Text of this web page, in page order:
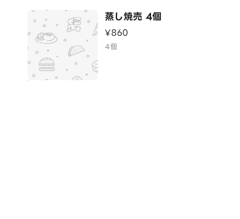
蒸し焼売 4個
¥860
4個